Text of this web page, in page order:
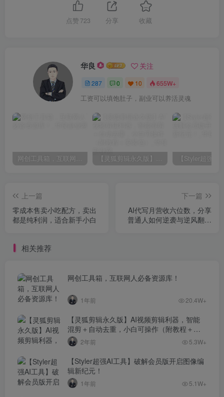
点赞 723 分享 收藏
华良 关注
287 0 10 655W+
工资可以填饱肚子，副业可以养活灵魂
网创工具箱，互联网人必备资源库！ 【灵狐剪辑永久版】AI视频剪辑利器，智能混剪＋自动去重，小白可操作（附教程＋安装包）
上一篇
零成本售卖小吃配方，卖出
都是纯利润，适合新手小白
下一篇
AI代写月营收六位数，分享
普通人如何逆袭与逆风翻盘
相关推荐
网创工具箱，互联网人必备资源库！
1年前 20.4W+
【灵狐剪辑永久版】AI视频剪辑利器，智能
混剪＋自动去重，小白可操作（附教程＋安
装包）2年前 5.3W+
【Styler超强AI工具】破解会员版开启图像编
辑新纪元！
1年前 5.1W+